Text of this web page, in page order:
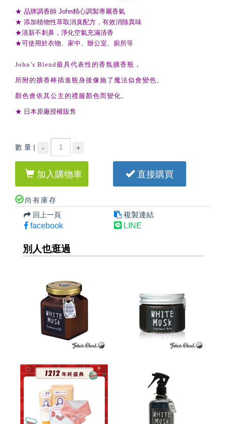
★ 品牌調香師 John精心調製專屬香氣
★ 添加植物性萃取消臭配方，有效消除異味
★清新不刺鼻，淨化空氣充滿清香
★可使用於衣物、家中、辦公室、廁所等
John’s Blend最具代表性的香氛擴香瓶，
所附的擴香棒插進瓶身後像施了魔法似會變色。
顏色會依其公主的禮服顏色而變化。
★ 日本原廠授權販售
數 量 | - +
加入購物車 直接購買
尚有庫存
回上一頁
複製連結
facebook
LINE
別人也逛過